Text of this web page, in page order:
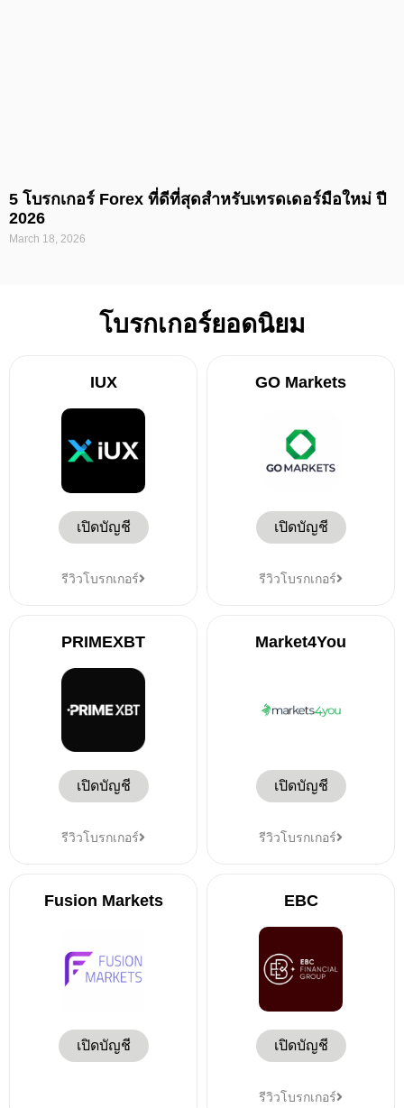
5 โบรกเกอร์ Forex ที่ดีที่สุดสำหรับเทรดเดอร์มือใหม่ ปี
2026
March 18, 2026
โบรกเกอร์ยอดนิยม
IUX
เปิดบัญชี
รีวิวโบรกเกอร์
GO Markets
เปิดบัญชี
รีวิวโบรกเกอร์
PRIMEXBT
เปิดบัญชี
รีวิวโบรกเกอร์
Market4You
เปิดบัญชี
รีวิวโบรกเกอร์
Fusion Markets
เปิดบัญชี
EBC
เปิดบัญชี
รีวิวโบรกเกอร์